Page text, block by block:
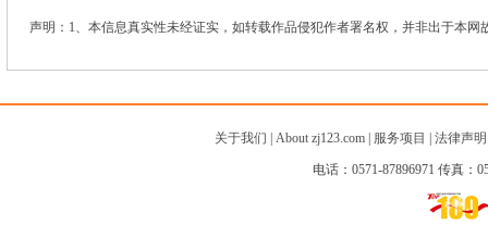
声明：1、本信息真实性未经证实，如转载作品侵犯作者署名权，并非出于本
关于我们 About zj123.com 服务项目 法律声明
电话：0571-87896971 传真：